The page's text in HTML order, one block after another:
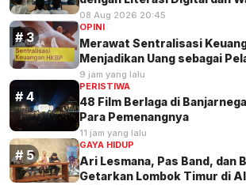
08 Aug 2026 20:45
OPINI
Merawat Sentralisasi
Menjadikan Uang sebagai
9 jam yang lalu
PERISTIWA
48 Film Berlaga di
Para Pemenangnya
11 jam yang lalu
GAYA HIDUP
Ari Lesmana, Pas Band, dan
Getarkan Lombok Timur di